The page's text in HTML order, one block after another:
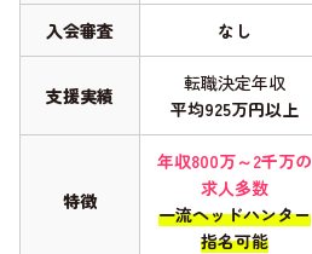
入会審査 なし
支援実績
転職決定年収
平均925万円以上
特徴
年収800万～2千万の
求人多数
一流ヘッドハンター
指名可能